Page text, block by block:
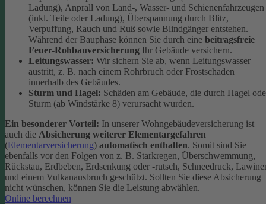
Ladung), Anprall von Land-, Wasser- und Schienenfahrzeugen
(inkl. Teile oder Ladung), Überspannung durch Blitz,
Verpuffung, Rauch und Ruß sowie Blindgänger entstehen.
Während der Bauphase können Sie durch eine beitragsfreie
Feuer-Rohbauversicherung Ihr Gebäude versichern.
Leitungswasser: Wir sichern Sie ab, wenn Leitungswasser
austritt, z. B. nach einem Rohrbruch oder Frostschaden
innerhalb des Gebäudes.
Sturm und Hagel: Schäden am Gebäude, die durch Hagel
Sturm (ab Windstärke 8) verursacht wurden.
Ein besonderer Vorteil: In unserer Wohngebäudeversicherung ist
auch die Absicherung weiterer Elementargefahren
(Elementarversicherung) automatisch enthalten. Somit sind Sie
ebenfalls vor den Folgen von z. B. Starkregen, Überschwemmung,
Rückstau, Erdbeben, Erdsenkung oder -rutsch, Schneedruck,
und einem Vulkanausbruch geschützt. Sollten Sie diese Absicherung
nicht wünschen, können Sie die Leistung abwählen.
Online berechnen